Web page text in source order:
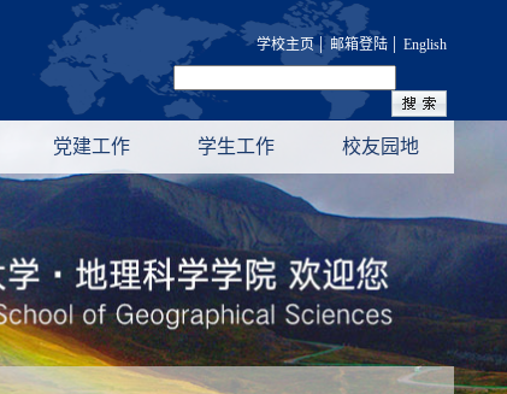
学校主页| 邮箱登陆 | English
党建工作 学生工作 校友园地